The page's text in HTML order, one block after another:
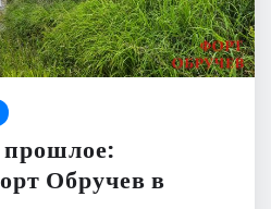
Обручев в